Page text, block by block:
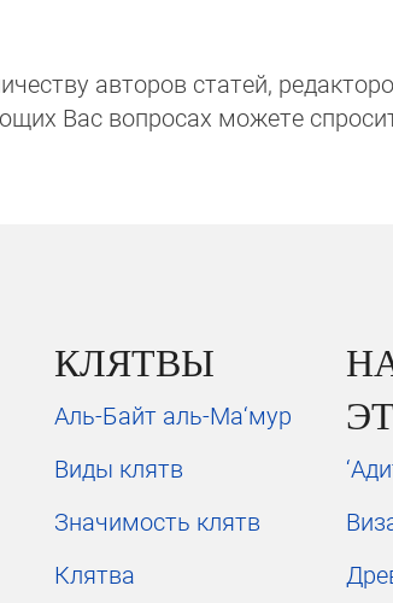
авторов статей,
Вас вопросах мо­же­те
КЛЯТВЫ
Аль-Байт аль-Ма‘мур
Виды клятв
Значимость клятв
Клятва